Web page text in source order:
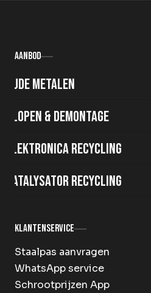
Aanbod
Oude metalen
Slopen & demontage
Elektronica recycling
Katalysator recycling
Klantenservice
Staalpas aanvragen
WhatsApp service
Schrootprijzen App